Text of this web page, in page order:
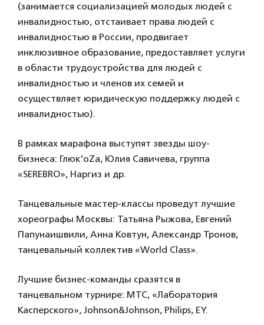
(занимается социализацией молодых людей с
инвалидностью, отстаивает права людей с
инвалидностью в России, продвигает
инклюзивное образование, предоставляет услуги
в области трудоустройства для людей с
инвалидностью и членов их семей и
осуществляет юридическую поддержку людей с
инвалидностью).
В рамках марафона выступят звезды шоу-
бизнеса: Глюк’oZa, Юлия Савичева, группа
«SEREBRO», Наргиз и др.
Танцевальные мастер-классы проведут лучшие
хореографы Москвы: Татьяна Рыжова, Евгений
Папунаишвили, Анна Ковтун, Александр Тронов,
танцевальный коллектив «World Class».
Лучшие бизнес-команды сразятся в
танцевальном турнире: МТС, «Лаборатория
Касперского», Johnson&Johnson, Philips, EY.